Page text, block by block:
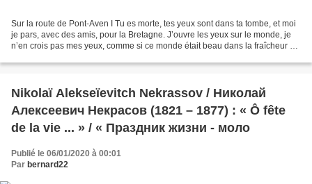
Sur la route de Pont-Aven I Tu es morte, tes yeux sont dans ta tombe, et moi
je pars, avec des amis, pour la Bretagne. J’ouvre les yeux sur le monde, je
n’en crois pas mes yeux, comme si ce monde était beau dans la fraîcheur de
Nikolaï Alekseïevitch Nekrassov / Николай
Алексеевич Некрасов (1821 – 1877) : « Ô fête
de la vie ... » / « Праздник жизни - моло
Publié le 06/01/2020 à 00:01
Par bernard22